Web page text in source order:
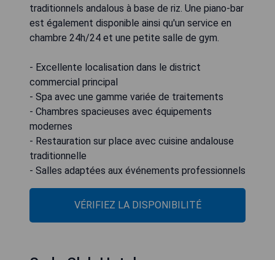
traditionnels andalous à base de riz. Une piano-bar
est également disponible ainsi qu'un service en
chambre 24h/24 et une petite salle de gym.
- Excellente localisation dans le district
commercial principal
- Spa avec une gamme variée de traitements
- Chambres spacieuses avec équipements
modernes
- Restauration sur place avec cuisine andalouse
traditionnelle
- Salles adaptées aux événements professionnels
VÉRIFIEZ LA DISPONIBILITÉ